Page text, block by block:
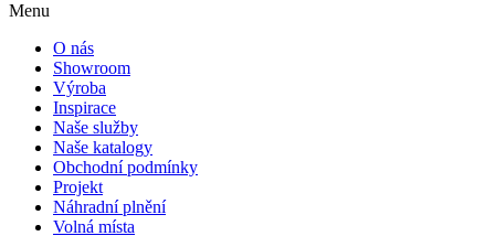
Menu
O nás
Showroom
Výroba
Inspirace
Naše služby
Naše katalogy
Obchodní podmínky
Projekt
Náhradní plnění
Volná místa